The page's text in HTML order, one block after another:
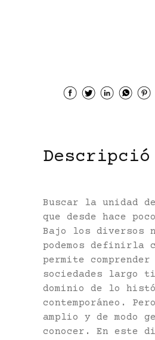
Descripció
Buscar la unidad
que desde hace
Bajo los diversos
podemos definirla
permite
sociedades largo
dominio de lo
contemporáneo.
amplio y de modo
conocer. En este